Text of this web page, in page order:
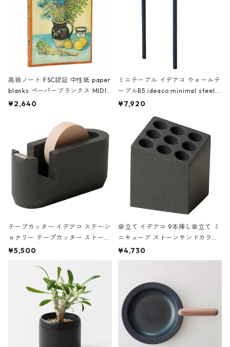
高級ノート FSC認証 中性紙 paper
blanks ペーパーブランクス MIDI
ハードカバー 罫線 ヴァン・ゴッホ
¥2,640
ミニテーブル イデアコ ウォールテ
ーブルB5 ideaco minimal steel f
urniture WALL Table B5 ネイビー
¥7,920
テープカッター イデアコ ステーシ
ョナリー テープカッター ストーン
サンドカラー 石調 ideaco Station
¥5,500
傘立て イデアコ 9本挿し傘立て ミ
ニキューブ ストーンサンドカラー
石調 ideaco Umbrella Stand CUB
E ストーンサンドブラック
¥4,730